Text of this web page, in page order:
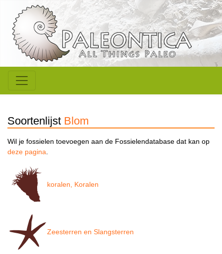
Soortenlijst Blom
Wil je fossielen toevoegen aan de Fossielendatabase dat kan op
deze pagina.
koralen, Koralen
Zeesterren en Slangsterren